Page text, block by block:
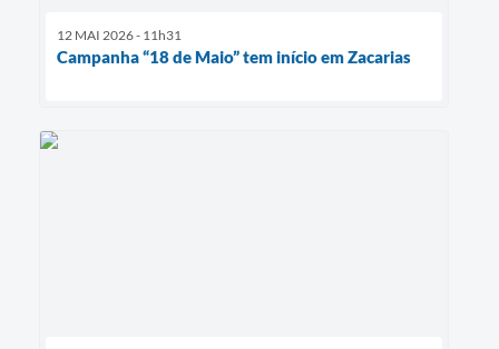
12 MAI 2026 - 11h31
Campanha “18 de Maio” tem início em Zacarias